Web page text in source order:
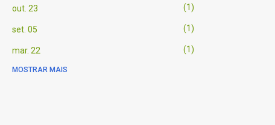
out. 23 1
set. 05 1
mar. 22 1
mar. 21
MOSTRAR MAIS